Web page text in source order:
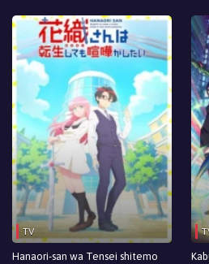
Episodio 35
Episodio 34
Episodio 33
Episodio 32
Episodio 31
Episodio 30
Episodio 29
Episodio 28
TV
Hanaori-san wa Tensei shitemo